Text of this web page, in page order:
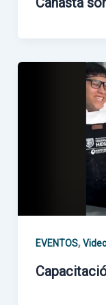
EVENTOS,